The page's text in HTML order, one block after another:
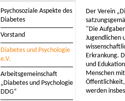
Psychosoziale Aspekte des
Diabetes
Vorstand
Diabetes und Psychologie
e.V.
Arbeitsgemeinschaft
„Diabetes und Psychologie
DDG“
Der Verein
"Die
Jugendlichen
Erkrankung.
und
Menschen
werden